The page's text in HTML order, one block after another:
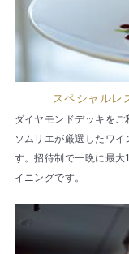
スペシャルレ
ダイヤモンドデッキをご
ソムリエが厳選したワ
す。招待制で一晩に最
イニングです。